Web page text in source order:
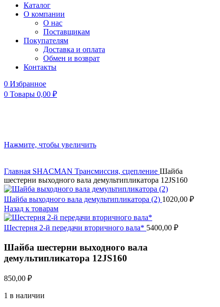
Каталог
О компании
О нас
Поставщикам
Покупателям
Доставка и оплата
Обмен и возврат
Контакты
0 Избранное
0 Товары 0,00 ₽
Нажмите, чтобы увеличить
Главная SHACMAN Трансмиссия, сцепление Шайба
шестерни выходного вала демультипликатора 12JS160
Шайба выходного вала демультипликатора (2) 1020,00 ₽
Назад к товарам
Шестерня 2-й передачи вторичного вала* 5400,00 ₽
Шайба шестерни выходного вала
демультипликатора 12JS160
850,00 ₽
1 в наличии